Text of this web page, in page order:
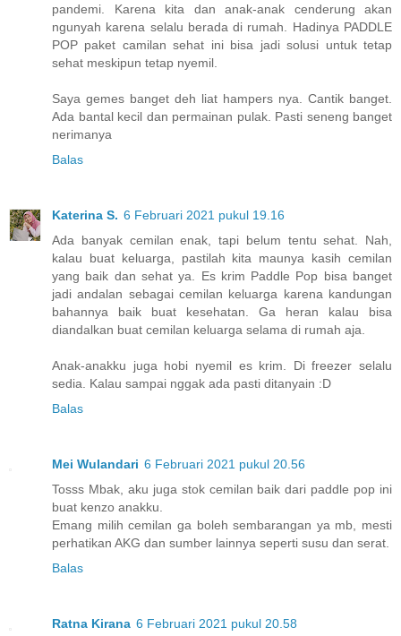
pandemi. Karena kita dan anak-anak cenderung akan
ngunyah karena selalu berada di rumah. Hadinya PADDLE
POP paket camilan sehat ini bisa jadi solusi untuk tetap
sehat meskipun tetap nyemil.
Saya gemes banget deh liat hampers nya. Cantik banget.
Ada bantal kecil dan permainan pulak. Pasti seneng banget
nerimanya
Balas
Katerina S. 6 Februari 2021 pukul 19.16
Ada banyak cemilan enak, tapi belum tentu sehat. Nah,
kalau buat keluarga, pastilah kita maunya kasih cemilan
yang baik dan sehat ya. Es krim Paddle Pop bisa banget
jadi andalan sebagai cemilan keluarga karena kandungan
bahannya baik buat kesehatan. Ga heran kalau bisa
diandalkan buat cemilan keluarga selama di rumah aja.
Anak-anakku juga hobi nyemil es krim. Di freezer selalu
sedia. Kalau sampai nggak ada pasti ditanyain :D
Balas
Mei Wulandari 6 Februari 2021 pukul 20.56
Tosss Mbak, aku juga stok cemilan baik dari paddle pop ini
buat kenzo anakku.
Emang milih cemilan ga boleh sembarangan ya mb, mesti
perhatikan AKG dan sumber lainnya seperti susu dan serat.
Balas
Ratna Kirana 6 Februari 2021 pukul 20.58